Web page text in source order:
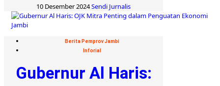
10 Desember 2024Sendi Jurnalis
Berita Pemprov Jambi
Inforial
Gubernur Al Haris: